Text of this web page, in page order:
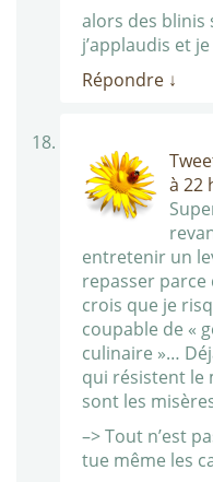
alors des blinis
j’applaudis et
Répondre ↓
à 22
entretenir un
repasser
crois que je
coupable de «
culinaire »…
qui résistent le
sont les
–> Tout n’est
tue même les